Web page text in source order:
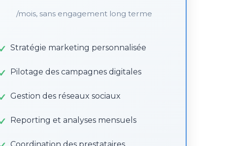
/mois, sans engagement long terme
Stratégie marketing personnalisée
Pilotage des campagnes digitales
Gestion des réseaux sociaux
Reporting et analyses mensuels